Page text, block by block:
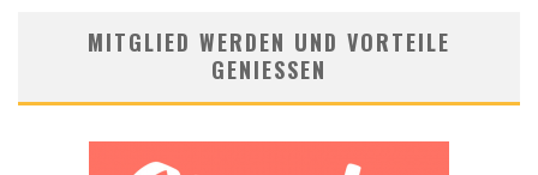
MITGLIED WERDEN UND VORTEILE
GENIESSEN